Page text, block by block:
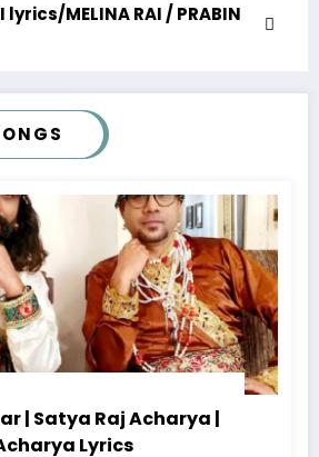
lyrics/MELINA RAI / PRABIN
| Satya Raj Acharya |
Lyrics